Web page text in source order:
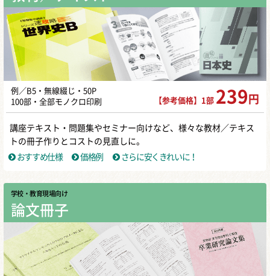
例／B5・無線綴じ・50P
100部・全部モノクロ印刷
【参考価格】1部 239 円
講座テキスト・問題集やセミナー向けなど、様々な教材／テキス
トの冊子作りとコストの見直しに。
おすすめ仕様
価格例 さらに安くきれいに！
学校・教育現場向け
論文冊子